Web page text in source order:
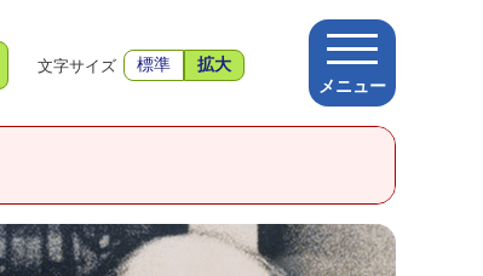
文字サイズ 標準 拡大
メニュー